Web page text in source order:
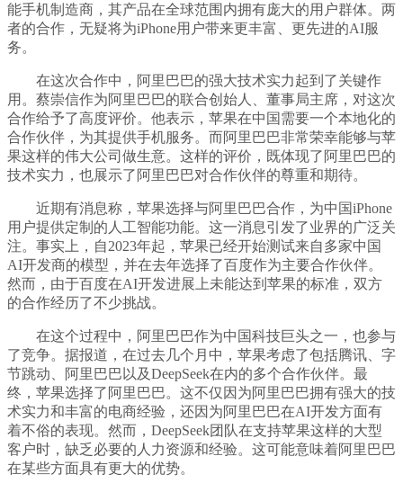
能手机制造商，其产品在全球范围内拥有庞大的用户群体。两
者的合作，无疑将为iPhone用户带来更丰富、更先进的AI服
务。
在这次合作中，阿里巴巴的强大技术实力起到了关键作
用。蔡崇信作为阿里巴巴的联合创始人、董事局主席，对这次
合作给予了高度评价。他表示，苹果在中国需要一个本地化的
合作伙伴，为其提供手机服务。而阿里巴巴非常荣幸能够与苹
果这样的伟大公司做生意。这样的评价，既体现了阿里巴巴的
技术实力，也展示了阿里巴巴对合作伙伴的尊重和期待。
近期有消息称，苹果选择与阿里巴巴合作，为中国iPhone
用户提供定制的人工智能功能。这一消息引发了业界的广泛关
注。事实上，自2023年起，苹果已经开始测试来自多家中国
AI开发商的模型，并在去年选择了百度作为主要合作伙伴。
然而，由于百度在AI开发进展上未能达到苹果的标准，双方
的合作经历了不少挑战。
在这个过程中，阿里巴巴作为中国科技巨头之一，也参与
了竞争。据报道，在过去几个月中，苹果考虑了包括腾讯、字
节跳动、阿里巴巴以及DeepSeek在内的多个合作伙伴。最
终，苹果选择了阿里巴巴。这不仅因为阿里巴巴拥有强大的技
术实力和丰富的电商经验，还因为阿里巴巴在AI开发方面有
着不俗的表现。然而，DeepSeek团队在支持苹果这样的大型
客户时，缺乏必要的人力资源和经验。这可能意味着阿里巴巴
在某些方面具有更大的优势。